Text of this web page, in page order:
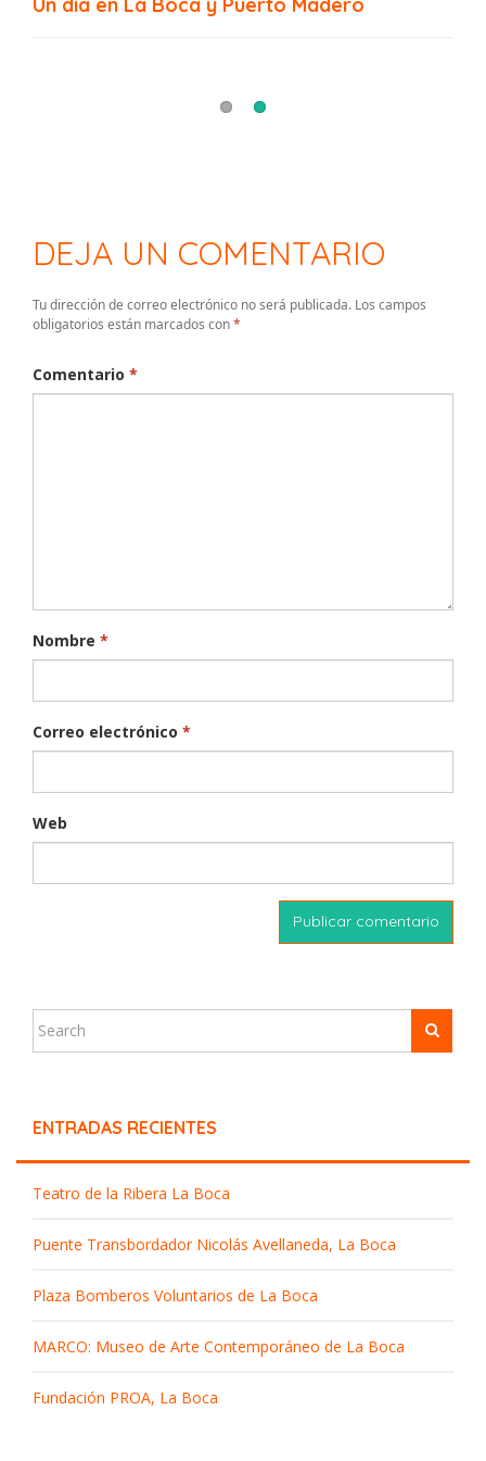
DEJA UN COMENTARIO
Tu dirección de correo electrónico no será publicada. Los campos
obligatorios están marcados con*
Comentario *
Nombre *
Correo electrónico *
Web
ENTRADAS RECIENTES
Teatro de la Ribera La Boca
Puente Transbordador Nicolás Avellaneda, La Boca
Plaza Bomberos Voluntarios de La Boca
MARCO: Museo de Arte Contemporáneo de La Boca
Fundación PROA, La Boca